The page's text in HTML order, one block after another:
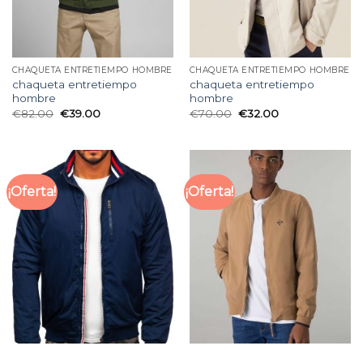
CHAQUETA ENTRETIEMPO HOMBRE
chaqueta entretiempo
hombre
€82.00 €39.00
CHAQUETA ENTRETIEMPO HOMBRE
chaqueta entretiempo
hombre
€70.00 €32.00
¡Oferta! ¡Oferta!